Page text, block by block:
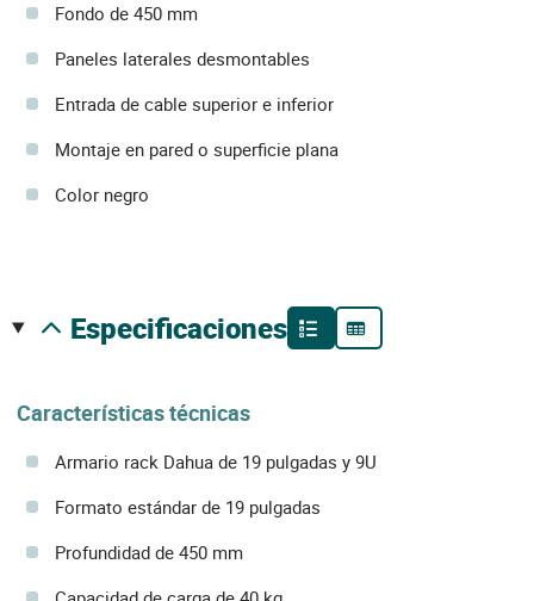
Fondo de 450 mm
Paneles laterales desmontables
Entrada de cable superior e inferior
Montaje en pared o superficie plana
Color negro
especificaciones
Características técnicas
Armario rack Dahua de 19 pulgadas y 9U
Formato estándar de 19 pulgadas
Profundidad de 450 mm